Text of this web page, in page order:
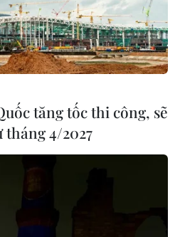
tăng tốc thi công, sẽ
tháng 4/2027